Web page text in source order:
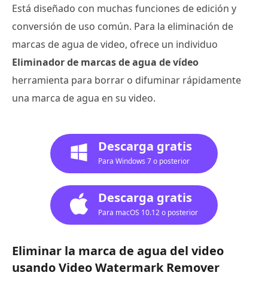
Está diseñado con muchas funciones de edición y
conversión de uso común. Para la eliminación de
marcas de agua de video, ofrece un individuo
Eliminador de marcas de agua de vídeo
herramienta para borrar o difuminar rápidamente
una marca de agua en su video.
Descarga gratis
Para Windows 7 o posterior
Descarga gratis
Para macOS 10.12 o posterior
Eliminar la marca de agua del video
usando Video Watermark Remover